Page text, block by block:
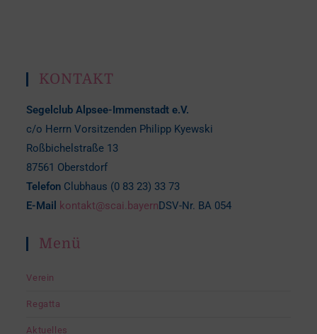
KONTAKT
Segelclub Alpsee-Immenstadt e.V.
c/o Herrn Vorsitzenden Philipp Kyewski
Roßbichelstraße 13
87561 Oberstdorf
Telefon Clubhaus (0 83 23) 33 73
E-Mail
kontakt@scai.bayernDSV-Nr. BA 054
Menü
Verein
Regatta
Aktuelles